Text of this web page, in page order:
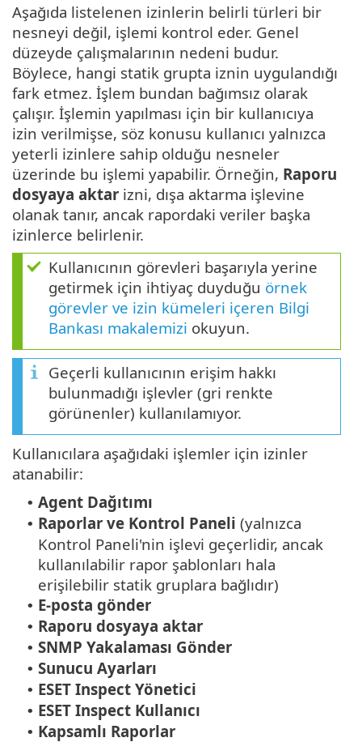
Aşağıda listelenen izinlerin belirli türleri bir
nesneyi değil, işlemi kontrol eder. Genel
düzeyde çalışmalarının nedeni budur.
Böylece, hangi statik grupta iznin uygulandığı
fark etmez. İşlem bundan bağımsız olarak
çalışır. İşlemin yapılması için bir kullanıcıya
izin verilmişse, söz konusu kullanıcı yalnızca
yeterli izinlere sahip olduğu nesneler
üzerinde bu işlemi yapabilir. Örneğin, Raporu
dosyaya aktar izni, dışa aktarma işlevine
olanak tanır, ancak rapordaki veriler başka
izinlerce belirlenir.
Kullanıcının görevleri başarıyla yerine
getirmek için ihtiyaç duyduğu örnek
görevler ve izin kümeleri içeren Bilgi
Bankası makalemizi okuyun.
Geçerli kullanıcının erişim hakkı
bulunmadığı işlevler (gri renkte
görünenler) kullanılamıyor.
Kullanıcılara aşağıdaki işlemler için izinler
atanabilir:
• Agent Dağıtımı
• Raporlar ve Kontrol Paneli (yalnızca
Kontrol Paneli'nin işlevi geçerlidir, ancak
kullanılabilir rapor şablonları hala
erişilebilir statik gruplara bağlıdır)
• E-posta gönder
• Raporu dosyaya aktar
• SNMP Yakalaması Gönder
• Sunucu Ayarları
• ESET Inspect Yönetici
• ESET Inspect Kullanıcı
• Kapsamlı Raporlar